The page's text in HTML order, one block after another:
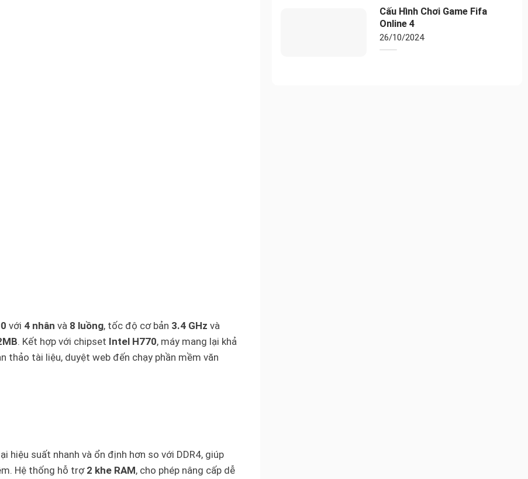
với 4 nhân và 8 luồng, tốc độ cơ bản 3.4 GHz và
. Kết hợp với chipset Intel H770, máy mang lại khả
tài liệu, duyệt web đến chạy phần mềm văn
hiệu suất nhanh và ổn định hơn so với DDR4, giúp
Hệ thống hỗ trợ 2 khe RAM, cho phép nâng cấp dễ
Cấu Hình Chơi Game Fifa
Online 4
26/10/2024